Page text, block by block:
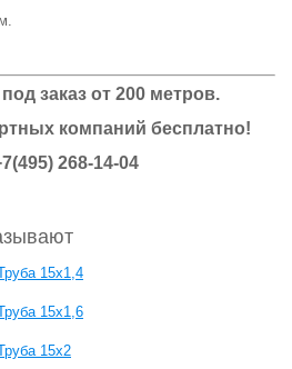
заказ от 200 метров.
компаний бесплатно!
268-14-04
15х1,4
15х1,6
15х2